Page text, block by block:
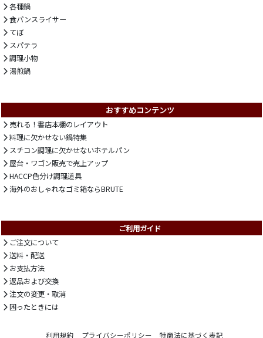
各種鍋
食パンスライサー
てぼ
スパテラ
調理小物
湯煎鍋
おすすめコンテンツ
売れる！書店本棚のレイアウト
料理に欠かせない鍋特集
スチコン調理に欠かせないホテルパン
屋台・ワゴン販売で売上アップ
HACCP色分け調理道具
海外のおしゃれなゴミ箱ならBRUTE
ご利用ガイド
ご注文について
送料・配送
お支払方法
返品および交換
注文の変更・取消
困ったときには
利用規約 プライバシーポリシー 特商法に基づく表記